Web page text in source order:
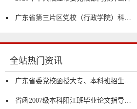
广东省第三片区党校（行政学院）科研工作会议在阳江市委党校召开
全站热门资讯
广东省委党校函授大专、本科班招生简章
省函2007级本科阳江班毕业论文指导、答辩工作安排